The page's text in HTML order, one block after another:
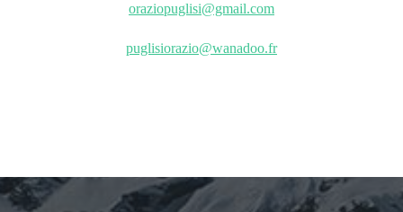
oraziopuglisi@gmail.com
puglisiorazio@wanadoo.fr